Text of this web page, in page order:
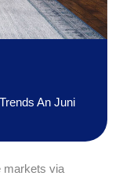
An Juni
markets via